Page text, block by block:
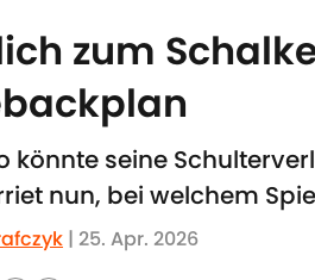
zum
könnte seine
nun, bei welchem
| 25. Apr. 2026